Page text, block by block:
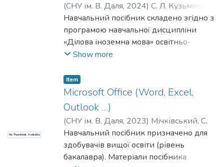
(СНУ ім. В. Даля, 2024) С. Л. Кузьміна, С.
Л.;С. Л. Кузьміна, В. С. Хромова, О. А.
Гнєдкова;С. Л. Кузьміна, В. С. Хромова,
О. А. Гнєдкова
Навчальний посібник складено згідно з
програмою навчальної дисципліни
«Ділова іноземна мова» освітньо-
професійної програми «Розвиток
Метою навчальної дисципліни є
формування необхідних
комунікативних компетентностей
професійного усного та письмового
спілкування у царині економіки та
підприємництва. Завдання курсу
полягає у розвитку основних видів
мовленнєвої діяльності в економічній
Show more
No Thumbnail Available
Item
Microsoft Office (Word, Excel,
Outlook …)
(СНУ ім. В. Даля, 2023) Мічківський, С.
Навчальний посібник призначено для
здобувачів вищої освіти (рівень
бакалавра). Матеріали посібника